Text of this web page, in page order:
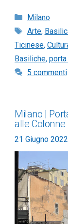
Categorie
Milano
Tag
Arte,
Ticinese,
Basiliche,
5 commenti
Milano |
alle Colonne
21 Giugno 2022